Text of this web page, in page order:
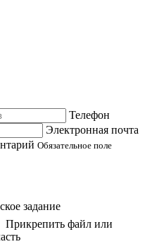
Телефон
Электронная почта
Обязательное поле
задание
Прикрепить файл или